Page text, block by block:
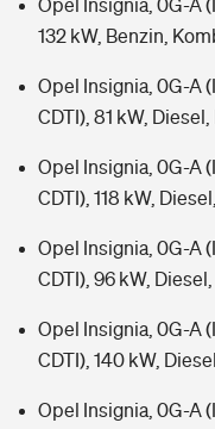
Opel Insignia, 0G-A
132 kW, Benzin,
Opel Insignia, 0G-A
CDTI), 81 kW,
Opel Insignia, 0G-A
CDTI), 118 kW,
Opel Insignia, 0G-A
CDTI), 96 kW,
Opel Insignia, 0G-A
CDTI), 140 kW,
Opel Insignia, 0G-A